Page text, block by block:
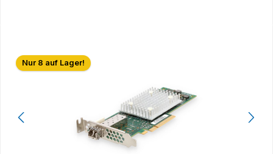
Bildergalerie überspringen
Nur 8 auf Lager!